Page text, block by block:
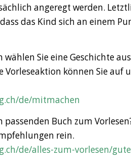
angeregt werden.
das Kind sich an einem
Sie eine Geschichte
Vorleseaktion können Sie auf
de/mitmachen
Buch zum
rein.
de/alles-zum-vorlesen/